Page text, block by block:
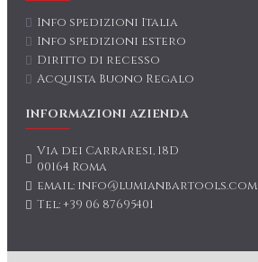
Info spedizioni Italia
Info spedizioni estero
Diritto di recesso
Acquista Buono Regalo
INFORMAZIONI AZIENDA
Via dei Carraresi, 18D
00164 Roma
email: info@lumianbartools.com
Tel: +39 06 87695401